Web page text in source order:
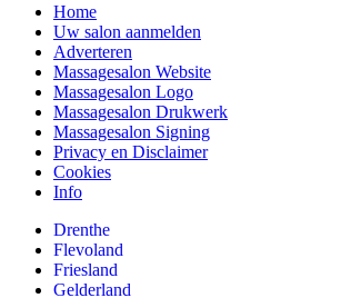
Home
Uw salon aanmelden
Adverteren
Massagesalon Website
Massagesalon Logo
Massagesalon Drukwerk
Massagesalon Signing
Privacy en Disclaimer
Cookies
Info
Drenthe
Flevoland
Friesland
Gelderland